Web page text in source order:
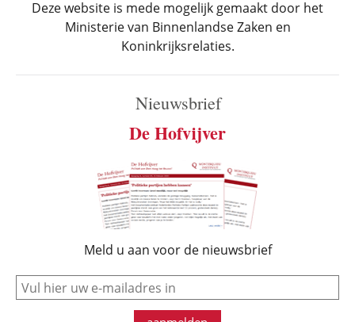
Deze website is mede mogelijk gemaakt door het
Ministerie van Binnenlandse Zaken en
Koninkrijksrelaties.
Nieuwsbrief
De Hofvijver
Meld u aan voor de nieuwsbrief
e-mail